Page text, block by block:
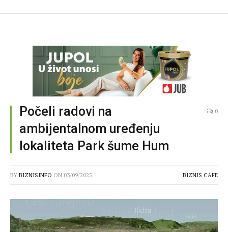
Počeli radovi na
ambijentalnom uređenju
lokaliteta Park šume Hum
0
BY BIZNISINFO ON 03/09/2025 BIZNIS CAFE